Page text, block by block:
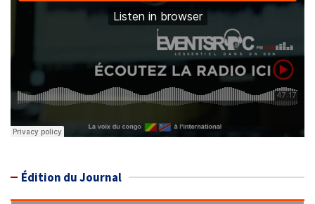
Édition du Journal